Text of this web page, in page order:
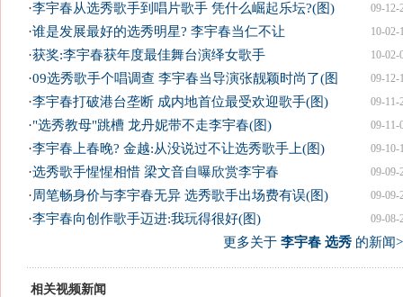
09-12-
·李宇春从选秀歌手到唱片歌手 凭什么崛起乐坛?(图)
10-02-
·谁是发展最好的选秀明星? 李宇春当仁不让
10-02-
·获奖:李宇春获年度最佳舞台演绎女歌手
09-12-
·09选秀歌手个唱调查 李宇春当导演张靓颖时尚了(图
09-11-
·李宇春打破港台垄断 成内地首位最受欢迎歌手(图)
09-11-
·"选秀教母"跳槽 龙丹妮带不走李宇春(图)
09-10-
·李宇春上春晚? 金越:从没说过不让选秀歌手上(图)
09-09-
·选秀歌手惺惺相惜 梁文音自曝欣赏李宇春
09-09-
·周笔畅身价与李宇春无异 选秀歌手出场费有误(图)
09-08-
·李宇春向创作歌手迈进:我玩得很好(图)
更多关于 李宇春 选秀的新闻
相关视频新闻